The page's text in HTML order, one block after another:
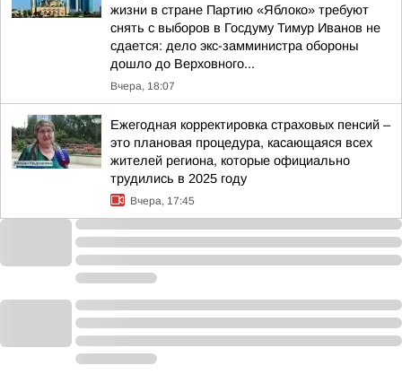
жизни в стране Партию «Яблоко» требуют
снять с выборов в Госдуму Тимур Иванов не
сдается: дело экс-замминистра обороны
дошло до Верховного...
Вчера, 18:07
Ежегодная корректировка страховых пенсий –
это плановая процедура, касающаяся всех
жителей региона, которые официально
трудились в 2025 году
Вчера, 17:45